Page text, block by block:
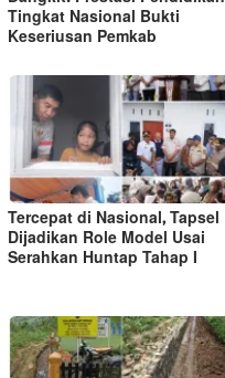
Tingkat Nasional Bukti
Keseriusan Pemkab
Tercepat di Nasional, Tapsel
Dijadikan Role Model Usai
Serahkan Huntap Tahap I